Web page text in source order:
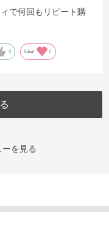
で何回もリピート購
0 Like! 0
を見る